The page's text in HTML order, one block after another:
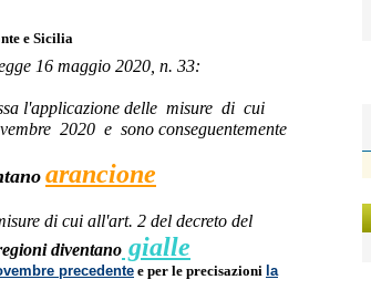
e Sicilia
16 maggio 2020, n. 33:
l'applicazione delle misure di cui
2020 e sono conseguentemente
arancione
di cui all'art. 2 del decreto del
diventano gialle
precedente e per le precisazioni la